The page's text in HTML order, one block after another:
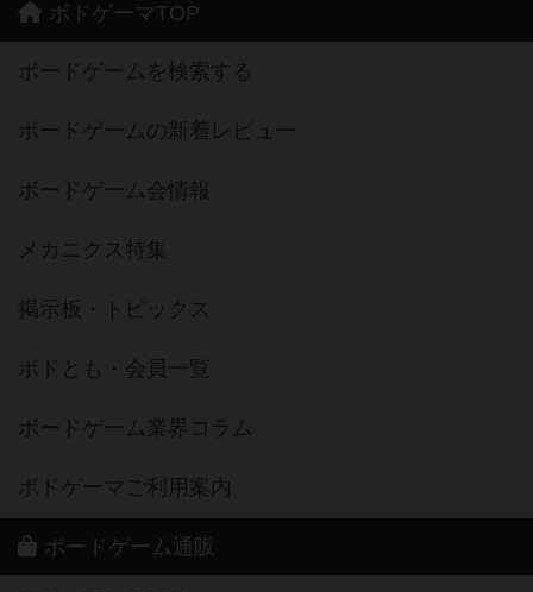
ボドゲーマTOP
ボードゲームを検索する
ボードゲームの新着レビュー
ボードゲーム会情報
メカニクス特集
掲示板・トピックス
ボドとも・会員一覧
ボードゲーム業界コラム
ボドゲーマご利用案内
ボードゲーム通販